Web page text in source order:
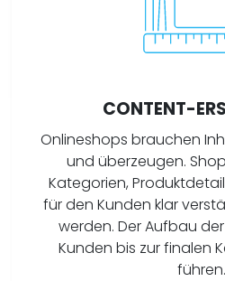
CONTENT-
Onlineshops brauchen
und überzeugen.
Kategorien,
für den Kunden klar
werden. Der Aufbau
Kunden bis zur finalen
führen.